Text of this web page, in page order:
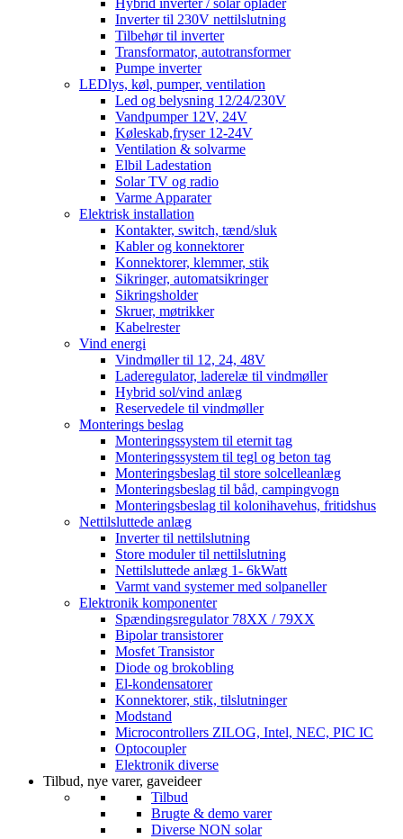
Hybrid inverter / solar oplader
Inverter til 230V nettilslutning
Tilbehør til inverter
Transformator, autotransformer
Pumpe inverter
LEDlys, køl, pumper, ventilation
Led og belysning 12/24/230V
Vandpumper 12V, 24V
Køleskab,fryser 12-24V
Ventilation & solvarme
Elbil Ladestation
Solar TV og radio
Varme Apparater
Elektrisk installation
Kontakter, switch, tænd/sluk
Kabler og konnektorer
Konnektorer, klemmer, stik
Sikringer, automatsikringer
Sikringsholder
Skruer, møtrikker
Kabelrester
Vind energi
Vindmøller til 12, 24, 48V
Laderegulator, laderelæ til vindmøller
Hybrid sol/vind anlæg
Reservedele til vindmøller
Monterings beslag
Monteringssystem til eternit tag
Monteringssystem til tegl og beton tag
Monteringsbeslag til store solcelleanlæg
Monteringsbeslag til båd, campingvogn
Monteringsbeslag til kolonihavehus, fritidshus
Nettilsluttede anlæg
Inverter til nettilslutning
Store moduler til nettilslutning
Nettilsluttede anlæg 1- 6kWatt
Varmt vand systemer med solpaneller
Elektronik komponenter
Spændingsregulator 78XX / 79XX
Bipolar transistorer
Mosfet Transistor
Diode og brokobling
El-kondensatorer
Konnektorer, stik, tilslutninger
Modstand
Microcontrollers ZILOG, Intel, NEC, PIC IC
Optocoupler
Elektronik diverse
Tilbud, nye varer, gaveideer
Tilbud
Brugte & demo varer
Diverse NON solar